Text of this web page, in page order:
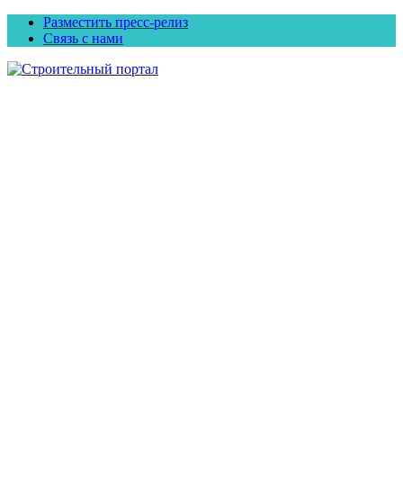
Разместить пресс-релиз
Связь с нами